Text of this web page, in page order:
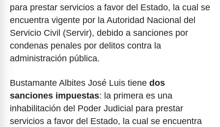
para prestar servicios a favor del Estado, la cual se
encuentra vigente por la Autoridad Nacional del
Servicio Civil (Servir), debido a sanciones por
condenas penales por delitos contra la
administración pública.
Bustamante Albites José Luis tiene dos
sanciones impuestas: la primera es una
inhabilitación del Poder Judicial para prestar
servicios a favor del Estado, la cual se encuentra